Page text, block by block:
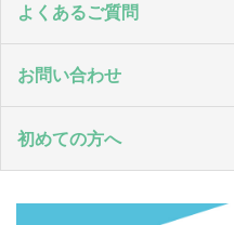
よくあるご質問
お問い合わせ
初めての方へ